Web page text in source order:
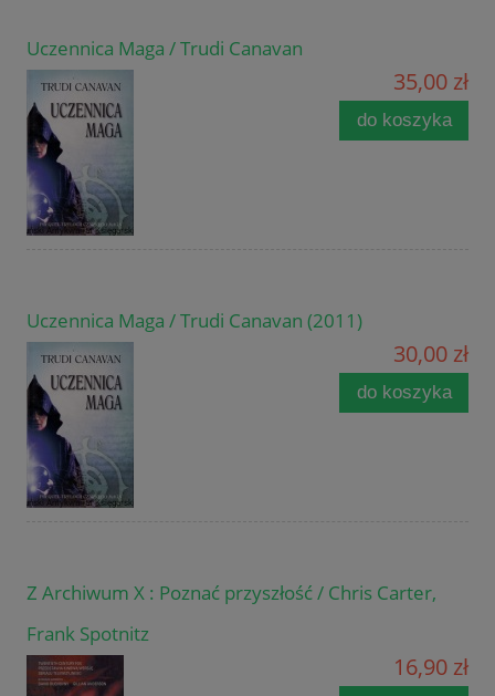
Uczennica Maga / Trudi Canavan
35,00 zł
do koszyka
Uczennica Maga / Trudi Canavan (2011)
30,00 zł
do koszyka
Z Archiwum X : Poznać przyszłość / Chris Carter,
Frank Spotnitz
16,90 zł